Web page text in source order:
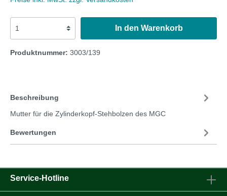
In den Warenkorb
Produktnummer: 3003/139
Beschreibung
Mutter für die Zylinderkopf-Stehbolzen des MGC
Bewertungen
Service-Hotline